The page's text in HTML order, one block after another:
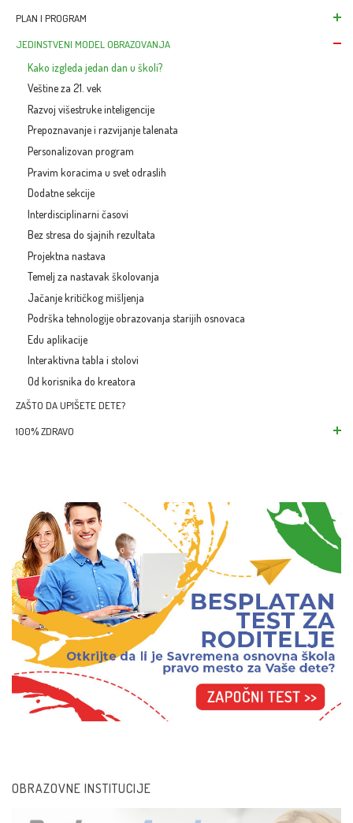
Škola za
PLAN I PROGRAM
Nacionalni
JEDINSTVENI MODEL OBRAZOVANJA
Kako izgleda jedan dan u školi?
Veštine za 21. vek
Razvoj višestruke inteligencije
Prepoznavanje i razvijanje talenata
Personalizovan program
Pravim koracima u svet odraslih
Dodatne sekcije
Interdisciplinarni časovi
Bez stresa do sjajnih rezultata
Projektna nastava
Temelj za nastavak školovanja
Jačanje kritičkog mišljenja
Podrška tehnologije obrazovanja starijih osnovaca
Edu aplikacije
Interaktivna tabla i stolovi
Od korisnika do kreatora
ZAŠTO DA UPIŠETE DETE?
100% ZDRAVO
Sport i fizička
Zdrave misli naših
Zdrava budućnost
OBRAZOVNE INSTITUCIJE